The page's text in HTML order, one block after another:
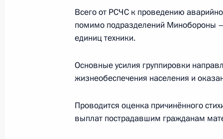
Поручения МЧС и Минздраву в
в Магнитогорске
31 декабря 2018 года, 10:50
Президент заслушал доклады
Всего от РСЧС к проведению
помимо подразделений Минобороны
единиц техники.
Основные усилия группировки
жизнеобеспечения населения и
Проводится оценка причинённого
выплат пострадавшим гражданам